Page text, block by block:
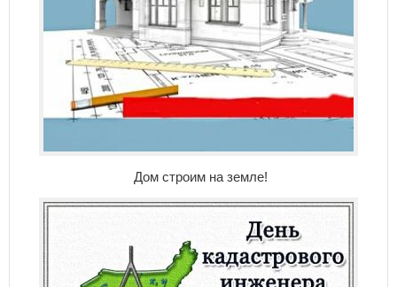
Дом строим на земле!